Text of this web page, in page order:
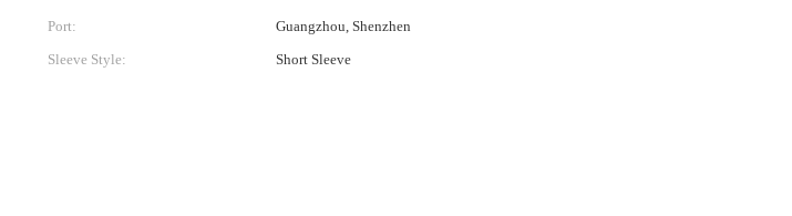
Port:
Guangzhou, Shenzhen
Sleeve Style:
Short Sleeve